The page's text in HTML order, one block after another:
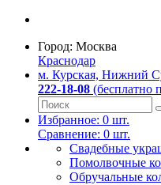
Город: Москва
Краснодар
м. Курская, Нижний
222-18-08 (бесплатно
Избранное: 0 шт.
Сравнение: 0 шт.
Свадебные
Помолвочные
Обручальные